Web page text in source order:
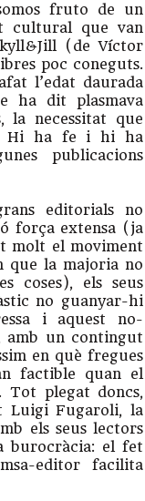
fruto de un
cultural que van
(de Víctor
poc coneguts.
l’edat daurada
ha dit plasmava
la necessitat que
Hi ha fe i hi ha
publicacions
editorials no
força extensa (ja
molt el moviment
que la majoria no
coses), els seus
no guanyar-hi
i aquest no-
amb un contingut
en què fregues
factible quan el
Tot plegat doncs,
Luigi Fugaroli, la
els seus lectors
burocràcia: el fet
editor facilita